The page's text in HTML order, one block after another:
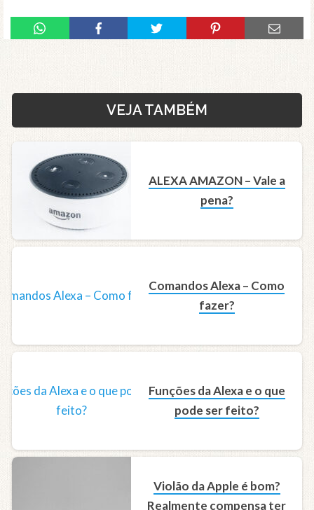
VEJA TAMBÉM
ALEXA AMAZON – Vale a
pena?
Comandos Alexa – Como
fazer?
Funções da Alexa e o que
pode ser feito?
Violão da Apple é bom?
Realmente compensa ter